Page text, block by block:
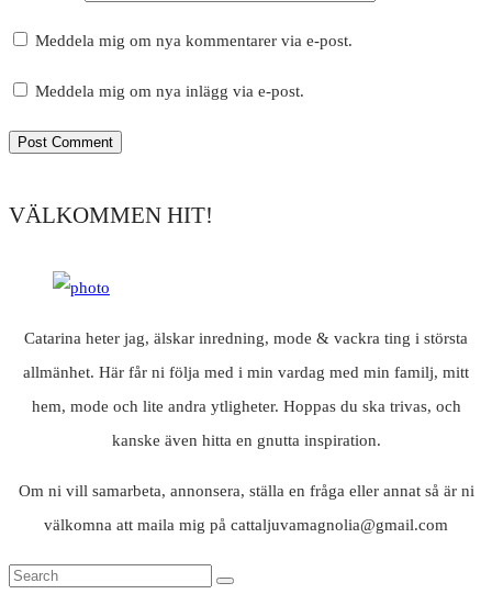
Meddela mig om nya kommentarer via e-post.
Meddela mig om nya inlägg via e-post.
VÄLKOMMEN HIT!
Catarina heter jag, älskar inredning, mode & vackra ting i största
allmänhet. Här får ni följa med i min vardag med min familj, mitt
hem, mode och lite andra ytligheter. Hoppas du ska trivas, och
kanske även hitta en gnutta inspiration.
Om ni vill samarbeta, annonsera, ställa en fråga eller annat så är ni
välkomna att maila mig på cattaljuvamagnolia@gmail.com